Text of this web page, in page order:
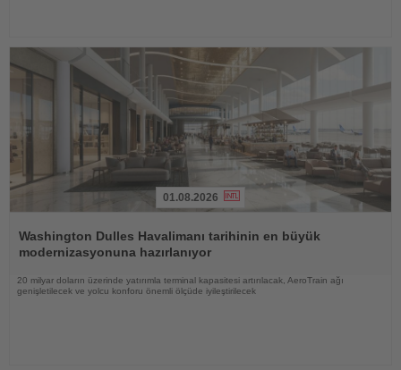
Oku
01.08.2026
Washington Dulles Havalimanı tarihinin en büyük
modernizasyonuna hazırlanıyor
20 milyar doların üzerinde yatırımla terminal kapasitesi artırılacak, AeroTrain ağı
genişletilecek ve yolcu konforu önemli ölçüde iyileştirilecek